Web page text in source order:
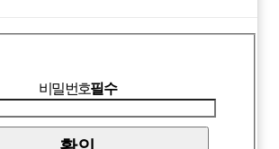
비밀번호필수